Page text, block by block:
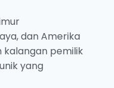
dan Amerika
pemilik
yang